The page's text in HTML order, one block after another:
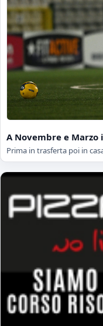
A Novembre e
Prima in trasferta poi in